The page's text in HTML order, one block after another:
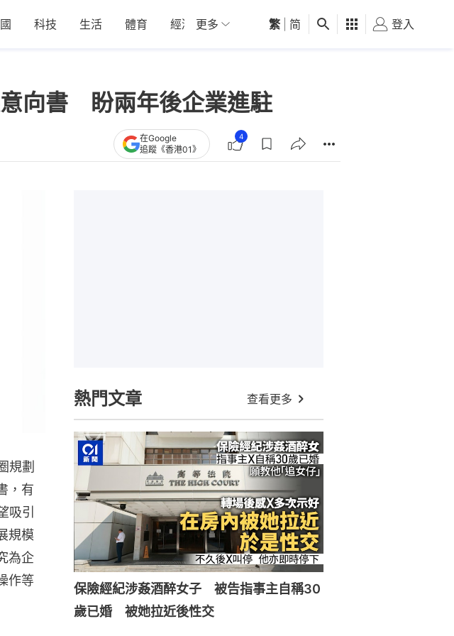
科技 生活 體育 經濟 01深圳 觀點 健康 好食玩飛
更多 繁 简 登入
向書 盼兩年後企業進駐
在Google
追蹤《香港01》
4
規劃
，有
吸引
規模
為企
作等
熱門文章 查看更多
保險經紀涉姦酒醉女子 被告指事主自稱30
歲已婚 被她拉近後性交